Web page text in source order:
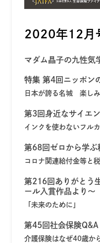
2020年12月
マダム晶子の九性気
特集 第4回ニッポン
日本が誇る名城 楽し
第3回身近なサイエ
インクを使わないフル
第68回ゼロから学ぶ
コロナ関連給付金等と
第216回ありがとう
ール入賞作品より～
「未来のために」
第45回社会保険Q&A
介護保険はなぜ40歳か